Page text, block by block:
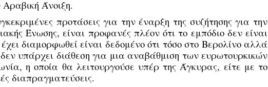
Άνοιξη.
προτάσεις για την έναρξη της συζήτησης για την
Ένωσης, είναι προφανές πλέον ότι το εμπόδιο δεν είναι
διαμορφωθεί είναι δεδομένο ότι τόσο στο Βερολίνο αλλά
υπάρχει διάθεση για μια αναβάθμιση των ευρωτουρκικών
η οποία θα λειτουργούσε υπέρ της Άγκυρας, είτε με το
διαπραγματεύσεις.